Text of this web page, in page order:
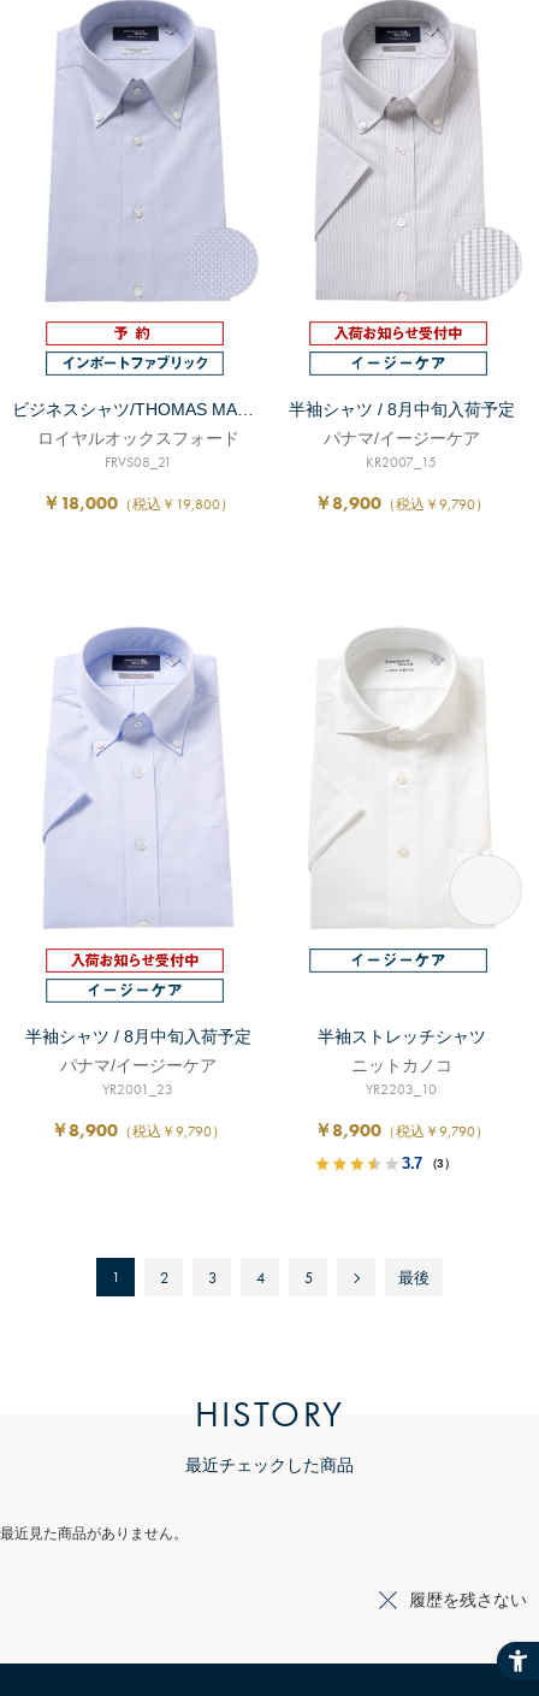
ロイヤルオックスフォード
FRVS08_21
￥18,000（税込￥19,800）
半袖シャツ / 8月中旬入荷予定
パナマ/イージーケア
KR2007_15
￥8,900（税込￥9,790）
半袖シャツ / 8月中旬入荷予定
パナマ/イージーケア
YR2001_23
￥8,900（税込￥9,790）
半袖ストレッチシャツ
ニットカノコ
YR2203_10
￥8,900（税込￥9,790）
3.7 （3）
1 2 3 4 5 最後
HISTORY
最近チェックした商品
最近見た商品がありません。
履歴を残さない